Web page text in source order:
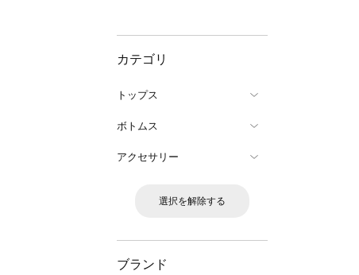
カテゴリ
トップス
ボトムス
アクセサリー
選択を解除する
ブランド